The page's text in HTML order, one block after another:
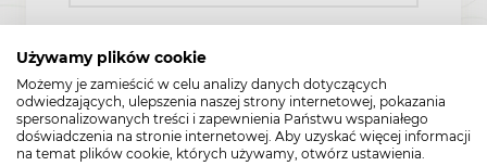
Używamy plików cookie
Możemy je zamieścić w celu analizy danych dotyczących
odwiedzających, ulepszenia naszej strony internetowej, pokazania
spersonalizowanych treści i zapewnienia Państwu wspaniałego
doświadczenia na stronie internetowej. Aby uzyskać więcej informacji
na temat plików cookie, których używamy, otwórz ustawienia.
Interakcje z innymi lekami
Nie należy stosować leku Nurofen Ultima:
z innymi lekami zawierającymi